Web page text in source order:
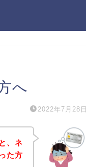
へ
2022年7月28日
、ネ
た方